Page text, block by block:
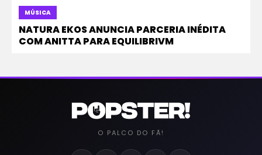
MÚSICA
NATURA EKOS ANUNCIA PARCERIA INÉDITA
COM ANITTA PARA EQUILIBRIVM
O PALCO DO FÃ!